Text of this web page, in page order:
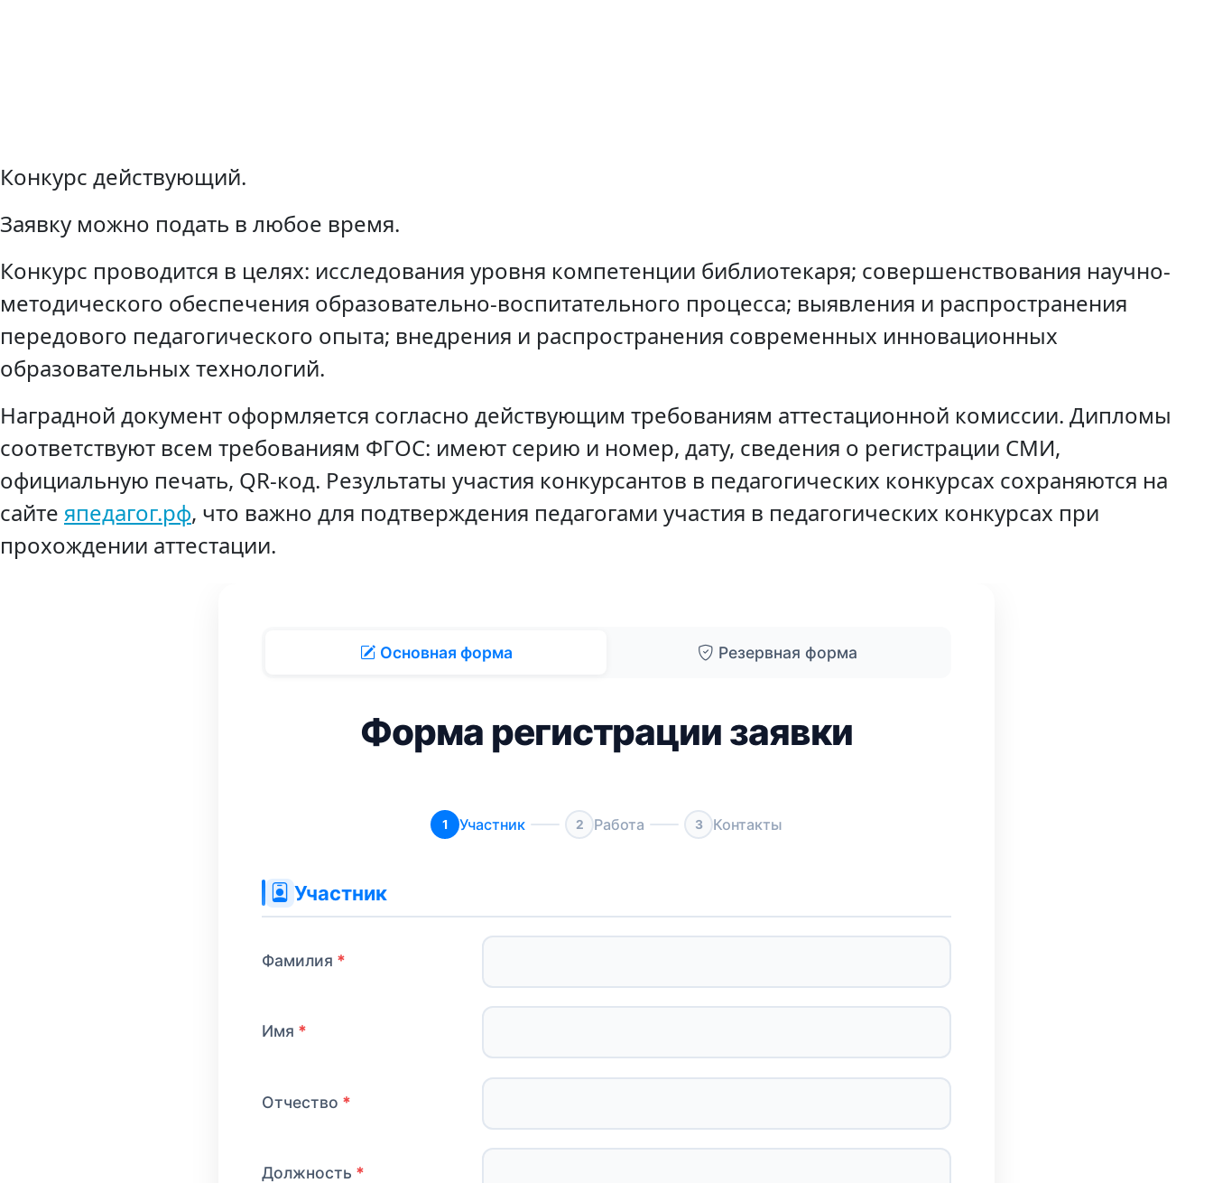
Конкурс действующий.
Заявку можно подать в любое время.
Конкурс проводится в целях: исследования уровня компетенции библиотекаря; совершенствования научно-
методического обеспечения образовательно-воспитательного процесса; выявления и распространения
передового педагогического опыта; внедрения и распространения современных инновационных
образовательных технологий.
Наградной документ оформляется согласно действующим требованиям аттестационной комиссии. Дипломы
соответствуют всем требованиям ФГОС: имеют серию и номер, дату, сведения о регистрации СМИ,
официальную печать, QR-код. Результаты участия конкурсантов в педагогических конкурсах сохраняются на
сайте япедагог.рф, что важно для подтверждения педагогами участия в педагогических конкурсах при
прохождении аттестации.
Основная форма Резервная форма
Форма регистрации заявки
Участник Работа Контакты
Сайт (не
заполняйте
Участник
Фамилия
Имя
Отчество
Должность